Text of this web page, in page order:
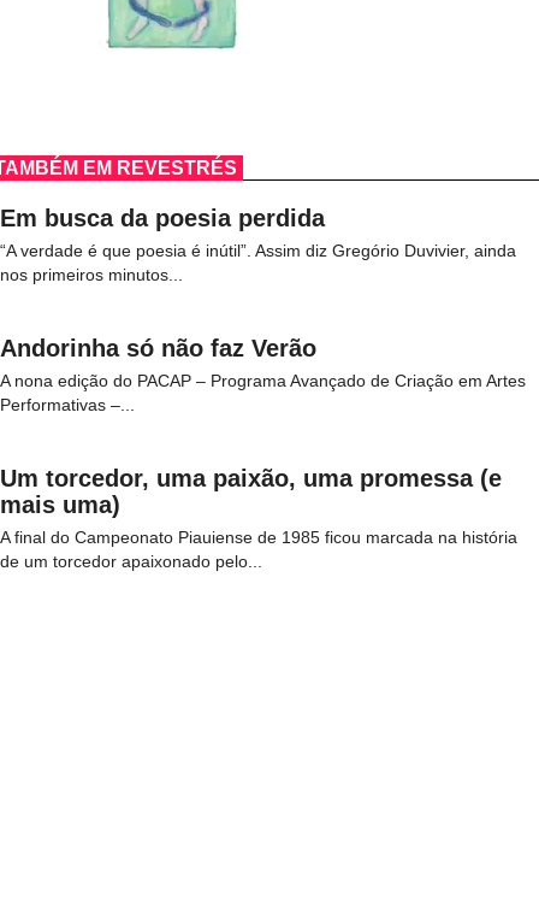
EM REVESTRÉS
Em busca da poesia perdida
“A verdade é que poesia é inútil”. Assim diz Gregório Duvivier, ainda
nos primeiros minutos...
Andorinha só não faz Verão
A nona edição do PACAP – Programa Avançado de Criação em Artes
Performativas –...
Um torcedor, uma paixão, uma promessa (e
mais uma)
A final do Campeonato Piauiense de 1985 ficou marcada na história
de um torcedor apaixonado pelo...